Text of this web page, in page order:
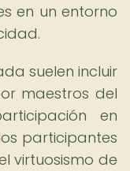
en un entorno
suelen incluir
maestros del
en
participantes
virtuosismo de